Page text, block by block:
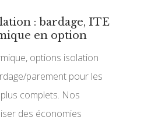
: bardage, ITE
en option
options isolation
parement pour les
complets. Nos
des économies